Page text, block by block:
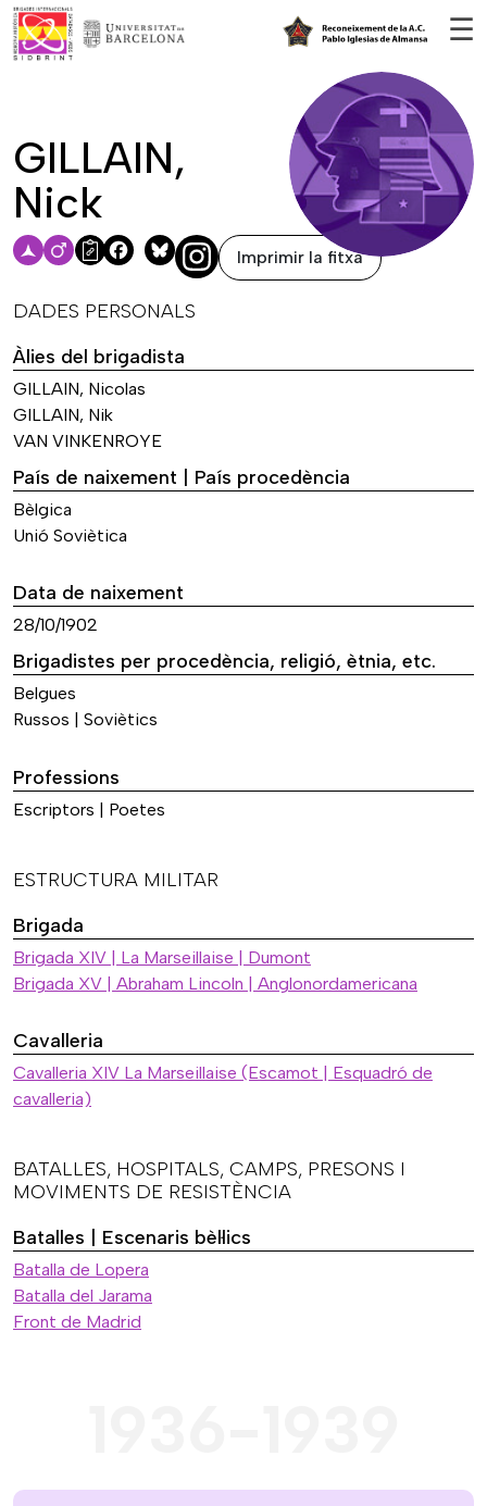
☰
GILLAIN,
Nick
Facebook
Bluesky Imprimir la fitxa
DADES PERSONALS
Àlies del brigadista
GILLAIN, Nicolas
GILLAIN, Nik
VAN VINKENROYE
País de naixement | País procedència
Bèlgica
Unió Soviètica
Data de naixement
28/10/1902
Brigadistes per procedència, religió, ètnia, etc.
Belgues
Russos | Soviètics
Professions
Escriptors | Poetes
ESTRUCTURA MILITAR
Brigada
Brigada XIV | La Marseillaise | Dumont
Brigada XV | Abraham Lincoln | Anglonordamericana
Cavalleria
Cavalleria XIV La Marseillaise (Escamot | Esquadró de
cavalleria)
BATALLES, HOSPITALS, CAMPS, PRESONS I
MOVIMENTS DE RESISTÈNCIA
Batalles | Escenaris bèl·lics
Batalla de Lopera
Batalla del Jarama
Front de Madrid